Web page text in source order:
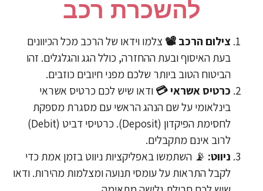
להשכרת רכב
צילום הרכב 📽צלמו וידאו של הרכב מכל הכיוונים
בעת האיסוף ובעת ההחזרה, כולל הגג והגלגלים. זהו
הביטוח הטוב ביותר שלכם מפני חיובים כוזבים.
כרטיס אשראי 💳ודאו שיש לכם כרטיס אשראי
בינלאומי על שם הנהג הראשי עם מסגרת מספקת
לחסימת הפיקדון (Deposit). כרטיסי דביט (Debit)
לרוב אינם מתקבלים.
ניווט:📡 השתמשו באפליקציות ניווט בזמן אמת כדי
לקבל התראות על עומסי תנועה ומצלמות מהירות. ודאו